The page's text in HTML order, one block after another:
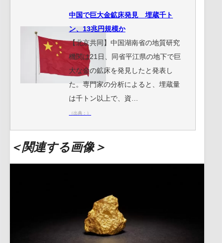
中国で巨大金鉱床発見 埋蔵千ト
ン、13兆円規模か
【北京共同】中国湖南省の地質研究
機関は21日、同省平江県の地下で巨
大な金の鉱床を発見したと発表し
た。専門家の分析によると、埋蔵量
は千トン以上で、資…
（出典：）
＜関連する画像＞